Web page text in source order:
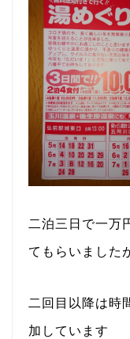
二泊三日で一万
てもらいました
二回目以降は時
加しています